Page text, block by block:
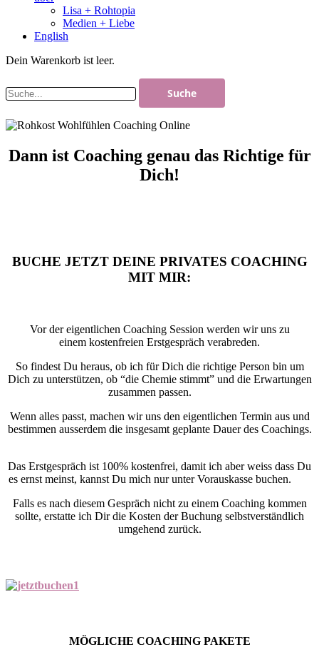
Lisa + Rohtopia
Medien + Liebe
English
Dein Warenkorb ist leer.
Dann ist Coaching genau das Richtige für
Dich!
BUCHE JETZT DEINE PRIVATES COACHING
MIT MIR:
Vor der eigentlichen Coaching Session werden wir uns zu
einem kostenfreien Erstgespräch verabreden.
So findest Du heraus, ob ich für Dich die richtige Person bin um
Dich zu unterstützen, ob “die Chemie stimmt” und die Erwartungen
zusammen passen.
Wenn alles passt, machen wir uns den eigentlichen Termin aus und
bestimmen ausserdem die insgesamt geplante Dauer des Coachings.
Das Erstgespräch ist 100% kostenfrei, damit ich aber weiss dass Du
es ernst meinst, kannst Du mich nur unter Vorauskasse buchen.
Falls es nach diesem Gespräch nicht zu einem Coaching kommen
sollte, erstatte ich Dir die Kosten der Buchung selbstverständlich
umgehend zurück.
MÖGLICHE COACHING PAKETE